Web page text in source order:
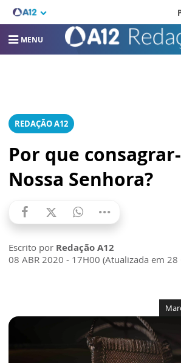
MENU
REDAÇÃO A12
Por que
Nossa Senhora?
Escrito por Redação A12
08 ABR 2020 - 17H00 (Atualizada em